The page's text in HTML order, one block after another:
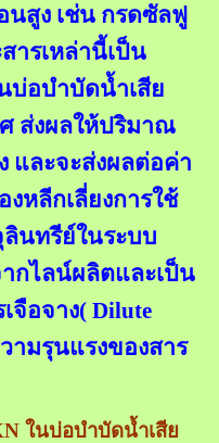
สูง เช่น กรดซัลฟู
ารเหล่านี้เป็น
บ่อบำบัดน้ำเสีย
ส่งผลให้ปริมาณ
และจะส่งผลต่อค่า
หลีกเลี่ยงการใช้
นทรีย์ในระบบ
กไลน์ผลิตและเป็น
จือจาง( Dilute
ามรุนแรงของสาร
ในบ่อบำบัดน้ำเสีย